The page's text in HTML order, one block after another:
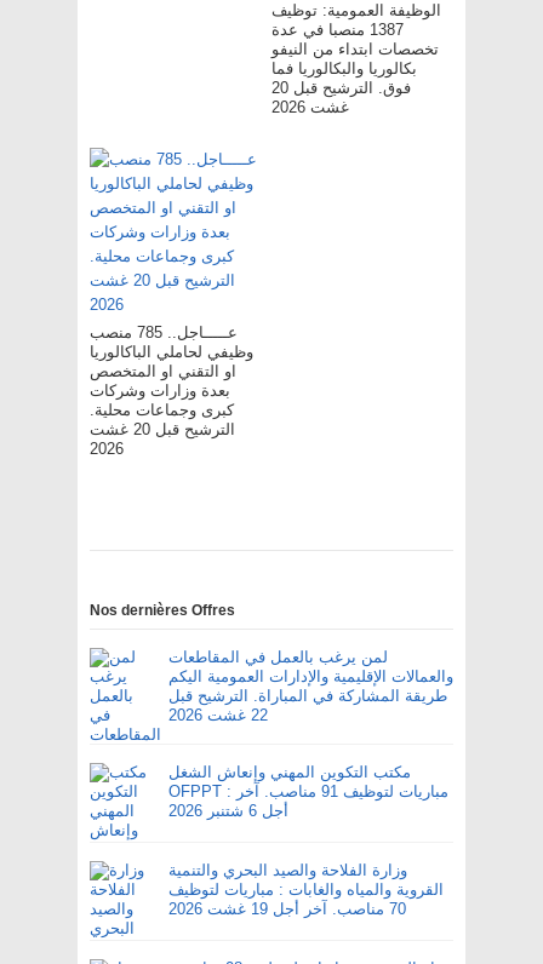
الوظيفة العمومية: توظيف
1387 منصبا في عدة
تخصصات ابتداء من النيفو
بكالوريا والبكالوريا فما
فوق. الترشيح قبل 20
غشت 2026
عـــــاجل.. 785 منصب
وظيفي لحاملي الباكالوريا
او التقني او المتخصص
بعدة وزارات وشركات
كبرى وجماعات محلية.
الترشيح قبل 20 غشت
2026
Nos dernières Offres
لمن يرغب بالعمل في المقاطعات
والعمالات الإقليمية والإدارات العمومية اليكم
طريقة المشاركة في المباراة. الترشيح قبل
22 غشت 2026
مكتب التكوين المهني وإنعاش الشغل
OFPPT : مباريات لتوظيف 91 مناصب. آخر
أجل 6 شتنبر 2026
وزارة الفلاحة والصيد البحري والتنمية
القروية والمياه والغابات : مباريات لتوظيف
70 مناصب. آخر أجل 19 غشت 2026